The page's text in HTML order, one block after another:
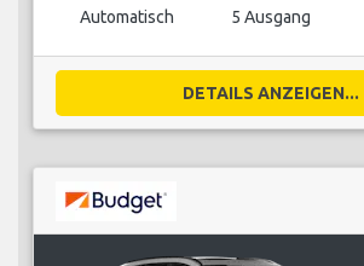
Automatisch 5 Ausgang
DETAILS ANZEIGEN...